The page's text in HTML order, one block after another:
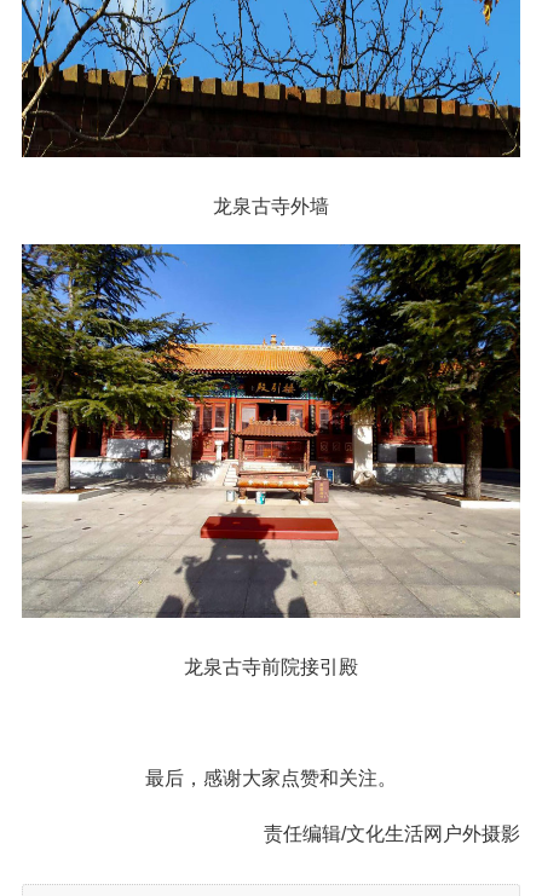
龙泉古寺外墙
龙泉古寺前院接引殿
最后，感谢大家点赞和关注。
责任编辑/文化生活网户外摄影